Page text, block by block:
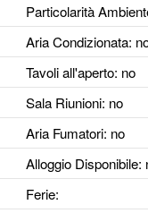
Particolarità
Aria Condizionata:
Tavoli all'aperto: no
Sala Riunioni: no
Aria Fumatori: no
Alloggio Disponibile:
Ferie: